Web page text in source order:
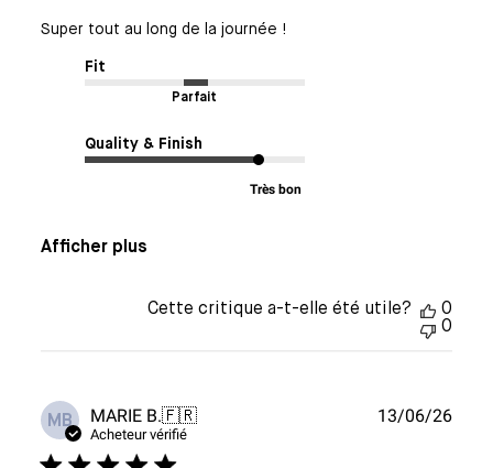
Super tout au long de la journée !
Fit
Parfait
Quality & Finish
Très bon
Afficher plus
Cette critique a-t-elle été utile?
0
0
MB MARIE B.🇫🇷
Acheteur vérifié
Date
13/06/26